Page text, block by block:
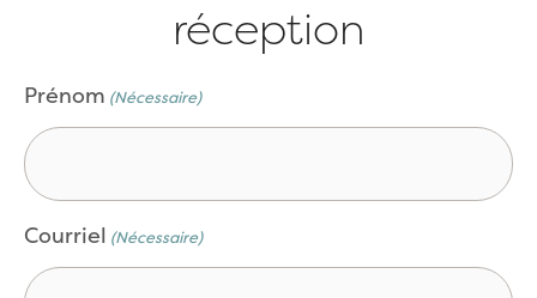
réception
Prénom (Nécessaire)
Courriel (Nécessaire)